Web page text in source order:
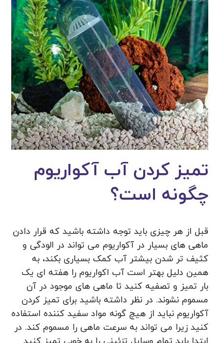
تمیز کردن آب آکواریوم
چگونه است؟
قبل از هر چیزی باید توجه داشته باشید که قرار دادن
ماهی های بسیار در آکواریوم می تواند در الودگی و
کثیف تر شدن بیشتر آب کمک بسیاری بکند، به
همین دلیل بهتر است آب اکواریوم را هفته ای یک
بار تمیز و تصفیه کنید تا ماهی های موجود در آن
مسموم نشوند. در نظر داشته باشید برای تمیز کردن
آکواریوم نباید از هیچ گونه مواد سفید کننده استفاده
کنید زیرا می تواند به سرعت ماهی را مسموم کند. در